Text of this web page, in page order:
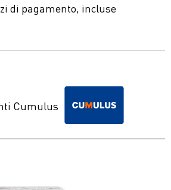
di pagamento, incluse
Cumulus